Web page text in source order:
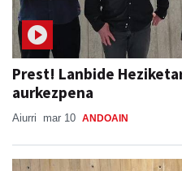
Prest! Lanbide
aurkezpena
Aiurri mar 10 ANDOAIN